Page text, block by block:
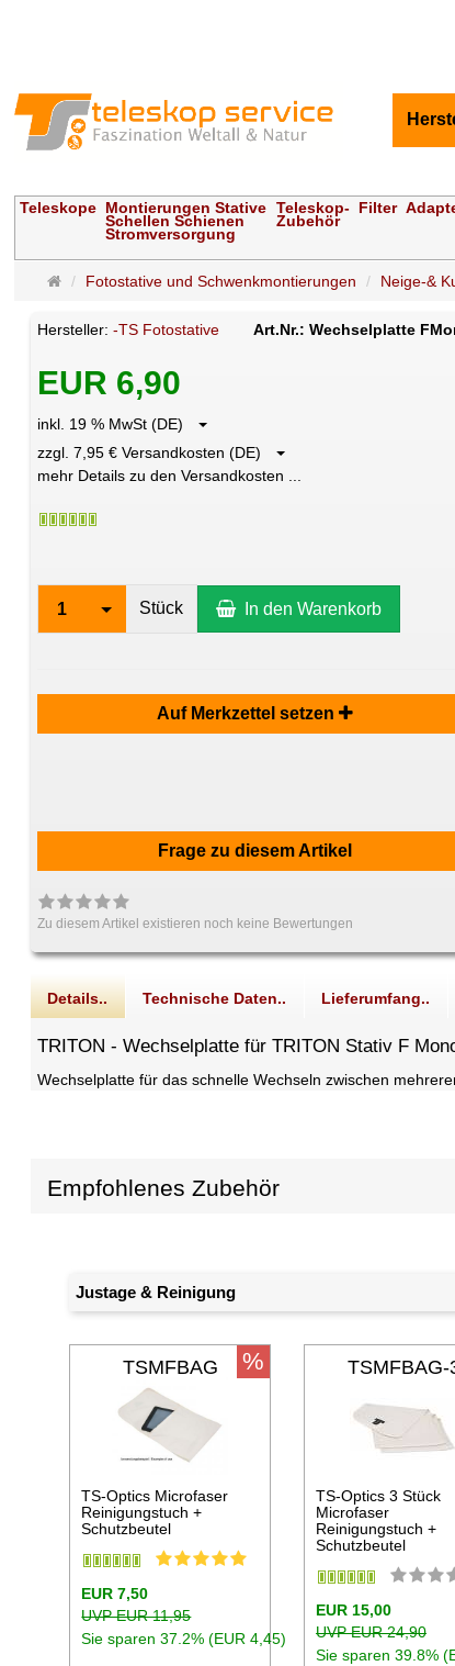
Teleskope Montierungen Stative
Schellen Schienen
Stromversorgung
Teleskop-
Zubehör
Filter
Startseite
Fotostative und Schwenkmontierungen Neige-&
Hersteller:-TS Fotostative Art.Nr.: Wechselplatte
EUR 6,90
inkl. 19 % MwSt (DE)
zzgl. 7,95 € Versandkosten (DE)
mehr Details zu den Versandkosten ...
1 Stück In den Warenkorb
Auf Merkzettel setzen
Frage zu diesem Artikel
Zu diesem Artikel existieren noch keine Bewertungen
Details.. Technische Daten.. Lieferumfang..
TRITON - Wechselplatte für TRITON Stativ F
Wechselplatte für das schnelle Wechseln zwischen
Empfohlenes Zubehör
Justage & Reinigung
TSMFBAG
TS-Optics Microfaser
Reinigungstuch +
Schutzbeutel
EUR 7,50
UVP EUR 11,95
Sie sparen 37.2% (EUR 4,45)
% TSMFBAG-
TS-Optics 3 Stück
Microfaser
Reinigungstuch +
Schutzbeutel
EUR 15,00
UVP EUR 24,90
Sie sparen 39.8%